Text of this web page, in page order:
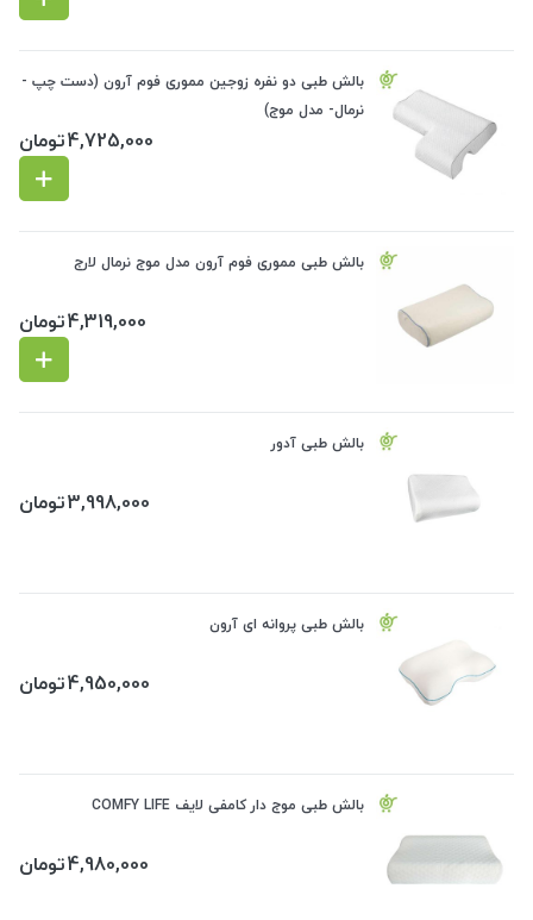
بالش طبی دو نفره زوجین مموری فوم آرون (دست چپ -
نرمال- مدل موج)
4,725,000تومان
بالش طبی مموری فوم آرون مدل موج نرمال لارج
4,319,000تومان
بالش طبی آدور
3,998,000تومان
بالش طبی پروانه ای آرون
4,950,000تومان
بالش طبی موج دار کامفی لایف COMFY LIFE
4,980,000تومان